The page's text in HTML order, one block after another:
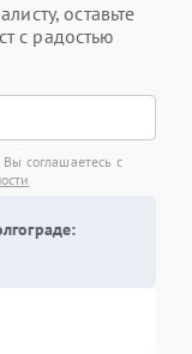
оставьте
с радостью
соглашаетесь с